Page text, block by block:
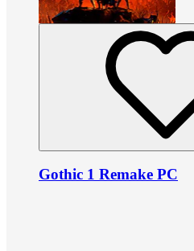
Gothic 1 Remake PC